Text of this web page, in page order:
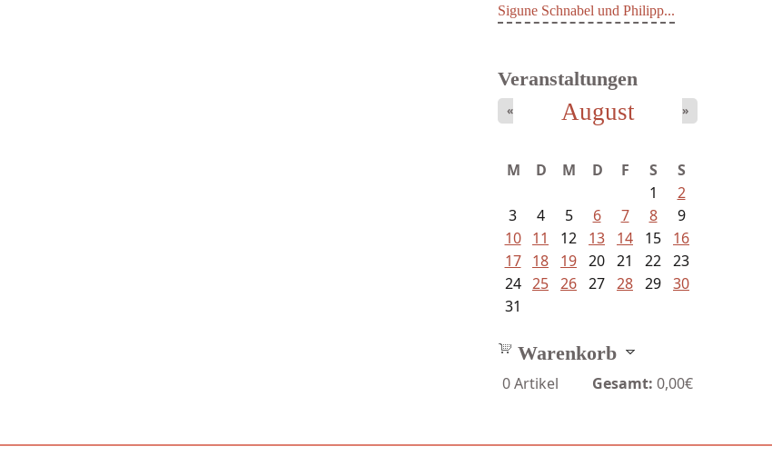
Sigune Schnabel und Philipp...
Veranstaltungen
August
« »
M D M D F S
S
1
2
3
4 5 6 7 8
9
10
11 12 13 14 15
16
17
18 19 20 21 22 23
24 25 26 27 28 29 30
31
Warenkorb
0Artikel Gesamt: 0,00€